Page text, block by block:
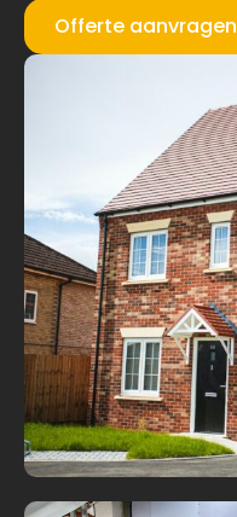
Offerte aanvragen